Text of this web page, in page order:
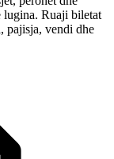
lugina. Ruaji biletat
pajisja, vendi dhe